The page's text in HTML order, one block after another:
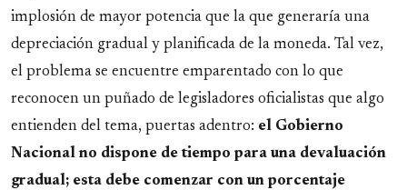
implosión de mayor potencia que la que generaría una
depreciación gradual y planificada de la moneda. Tal vez,
el problema se encuentre emparentado con lo que
reconocen un puñado de legisladores oficialistas que algo
entienden del tema, puertas adentro: el Gobierno
Nacional no dispone de tiempo para una devaluación
gradual; esta debe comenzar con un porcentaje